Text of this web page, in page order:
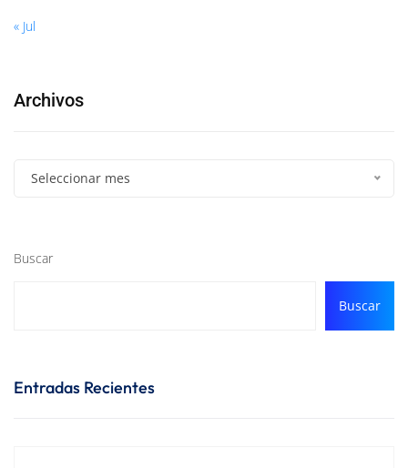
« Jul
Archivos
Seleccionar mes
Buscar
Buscar
Entradas Recientes